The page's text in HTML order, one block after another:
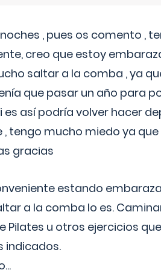
, pues os comento ,
creo que estoy
saltar a la comba , ya
que pasar un año para
es así podría volver hacer
tengo mucho miedo ya
gracias
estando
a la comba lo es.
Pilates u otros ejercicios
indicados.
...